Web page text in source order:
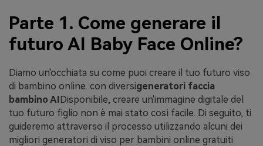
Parte 1. Come generare il
futuro AI Baby Face Online?
Diamo un'occhiata su come puoi creare il tuo futuro viso
di bambino online. con diversigeneratori faccia
bambino AIDisponibile, creare un'immagine digitale del
tuo futuro figlio non è mai stato così facile. Di seguito, ti
guideremo attraverso il processo utilizzando alcuni dei
migliori generatori di viso per bambini online gratuiti